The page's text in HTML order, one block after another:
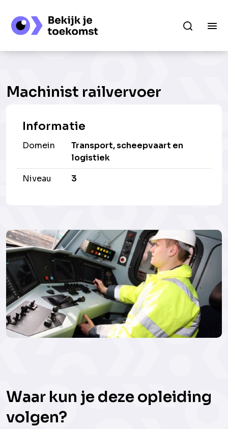
Machinist railvervoer
Informatie
Domein
Transport, scheepvaart en
logistiek
Niveau
3
Waar kun je deze opleiding
volgen?